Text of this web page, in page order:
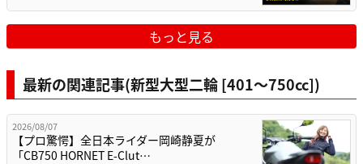
もっと見る
最新の関連記事(新型大型二輪 [401〜750cc])
2026/08/07
【プロ驚愕】全日本ライダー岡崎静夏が
「CB750 HORNET E-Clut…